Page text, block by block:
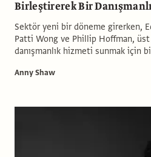
Birleştirerek Bir
Sektör yeni bir döneme girerken,
Patti Wong ve Phillip Hoffman,
danışmanlık hizmeti sunmak için
Anny Shaw